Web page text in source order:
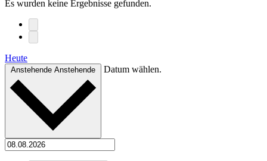
Es wurden keine Ergebnisse gefunden.
Heute
Anstehende Anstehende Datum wählen.